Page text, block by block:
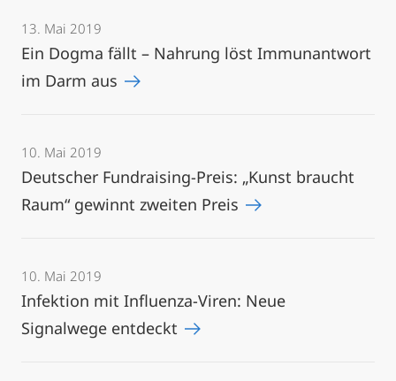
13. Mai 2019
Ein Dogma fällt – Nahrung löst Immunantwort
im Darm aus
10. Mai 2019
Deutscher Fundraising-Preis: „Kunst braucht
Raum“ gewinnt zweiten Preis
10. Mai 2019
Infektion mit Influenza-Viren: Neue
Signalwege entdeckt